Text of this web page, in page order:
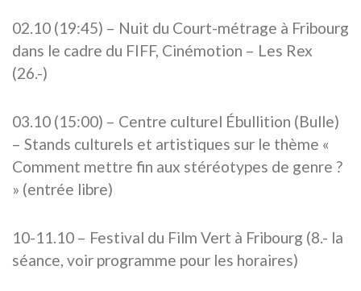
02.10 (19:45) – Nuit du Court-métrage à Fribourg
dans le cadre du FIFF, Cinémotion – Les Rex
(26.-)
03.10 (15:00) – Centre culturel Ébullition (Bulle)
– Stands culturels et artistiques sur le thème «
Comment mettre fin aux stéréotypes de genre ?
» (entrée libre)
10-11.10 – Festival du Film Vert à Fribourg (8.- la
séance, voir programme pour les horaires)